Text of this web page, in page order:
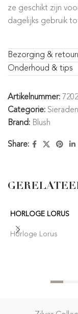
ze geschikt zijn
dagelijks gebruik
Bezorging &
Onderhoud & tips
Artikelnummer:
Categorie: Sieraden
Brand: Blush
Share:
HORLOGE LORUS
Horloge Lorus